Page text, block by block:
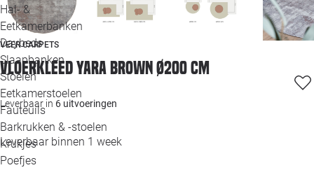
Hal- &
Eetkamerbanken
Daybeds
Slaapbanken
Stoelen
Eetkamerstoelen
Fauteuils
Barkrukken & -stoelen
Krukjes
Poefjes
VEER CARPETS
Vloerkleed Yara Brown ø200 cm
Leverbaar in 6 uitvoeringen
Leverbaar binnen 1 week